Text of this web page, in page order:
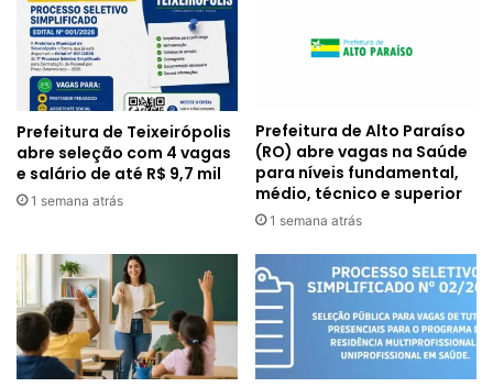
Prefeitura de Teixeirópolis
abre seleção com 4 vagas
e salário de até R$ 9,7 mil
1 semana atrás
Prefeitura de Alto Paraíso
(RO) abre vagas na Saúde
para níveis fundamental,
médio, técnico e superior
1 semana atrás